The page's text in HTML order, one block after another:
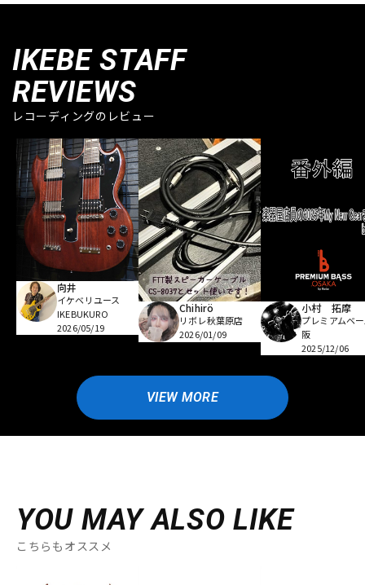
IKEBE STAFF
REVIEWS
レコーディングのレビュー
向井
イケベリユース
IKEBUKURO
2026/05/19
Chihirö
リボレ秋葉原店
2026/01/09
小村 拓摩
プレミアムベ
阪
2025/12/06
VIEW MORE
YOU MAY ALSO LIKE
こちらもオススメ